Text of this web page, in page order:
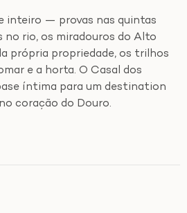
inteiro — provas nas quintas
no rio, os miradouros do Alto
própria propriedade, os trilhos
e a horta. O Casal dos
íntima para um destination
coração do Douro.